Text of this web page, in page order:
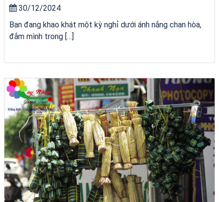
30/12/2024
Bạn đang khao khát một kỳ nghỉ dưới ánh nắng chan hòa,
đắm mình trong […]
Khách sạn Việt Nam Taste